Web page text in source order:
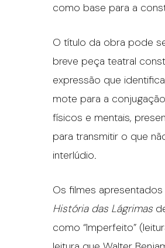
como base para a
O título da obra pode
breve peça teatral
expressão que
mote para a
físicos e mentais,
para transmitir o que
interlúdio.
Os filmes
História das Lágrimas
como “Imperfeito”